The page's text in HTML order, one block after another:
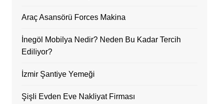
Araç Asansörü Forces Makina
İnegöl Mobilya Nedir? Neden Bu Kadar Tercih
Ediliyor?
İzmir Şantiye Yemeği
Şişli Evden Eve Nakliyat Firması